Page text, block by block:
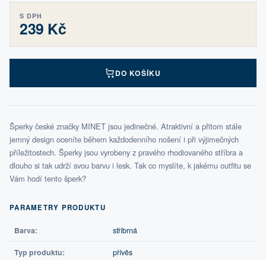
S DPH
239 Kč
DO KOŠÍKU
Šperky české značky MINET jsou jedinečné. Atraktivní a přitom stále
jemný design oceníte během každodenního nošení i při výjimečných
příležitostech. Šperky jsou vyrobeny z pravého rhodiovaného stříbra a
dlouho si tak udrží svou barvu i lesk. Tak co myslíte, k jakému outfitu se
Vám hodí tento šperk?
PARAMETRY PRODUKTU
Barva: stříbrná
Typ produktu: přívěs